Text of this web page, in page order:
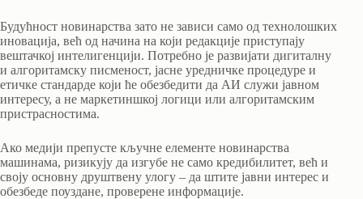
Будућност новинарства зато не зависи само од технолошких
иновација, већ од начина на који редакције приступају
вештачкој интелигенцији. Потребно је развијати дигиталну
и алгоритамску писменост, јасне уредничке процедуре и
етичке стандарде који ће обезбедити да АИ служи јавном
интересу, а не маркетиншкој логици или алгоритамским
пристрасностима.
Ако медији препусте кључне елементе новинарства
машинама, ризикују да изгубе не само кредибилитет, већ и
своју основну друштвену улогу – да штите јавни интерес и
обезбеде поуздане, проверене информације.